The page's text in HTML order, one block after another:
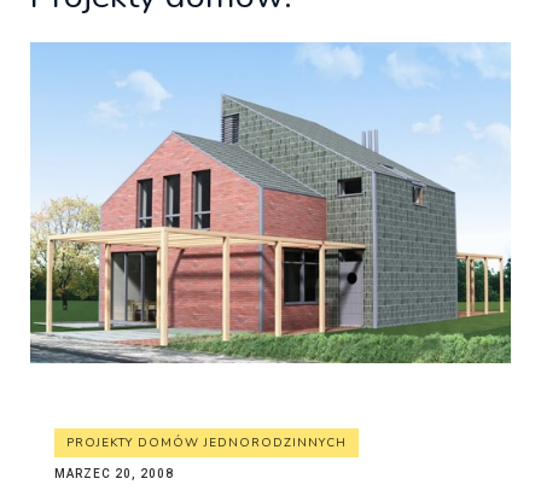
PROJEKTY DOMÓW JEDNORODZINNYCH
MARZEC 20, 2008